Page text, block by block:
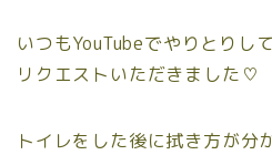
いつもYouTubeでやりとりし
リクエストいただきました♡
トイレをした後に拭き方が分